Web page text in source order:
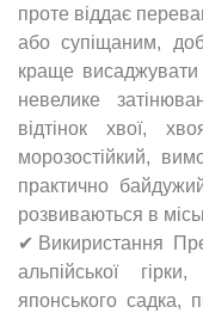
проте віддає
або супіщаним,
краще висаджувати
невелике
відтінок хвої,
морозостійкий,
практично
розвиваються в
✔ Викиристання
альпійської
японського садка,